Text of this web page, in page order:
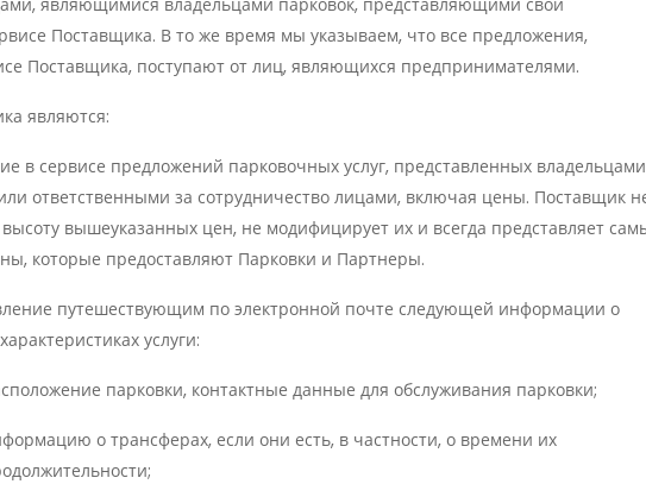
являющимися владельцами парковок, представляющими свои
Поставщика. В то же время мы указываем, что все предложения,
Поставщика, поступают от лиц, являющихся предпринимателями.
являются:
в сервисе предложений парковочных услуг, представленных владельцами
ответственными за сотрудничество лицами, включая цены. Поставщик
вышеуказанных цен, не модифицирует их и всегда представляет
которые предоставляют Парковки и Партнеры.
путешествующим по электронной почте следующей информации о
услуги:
парковки, контактные данные для обслуживания парковки;
о трансферах, если они есть, в частности, о времени их